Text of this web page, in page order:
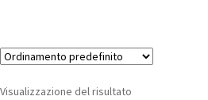
Visualizzazione del risultato